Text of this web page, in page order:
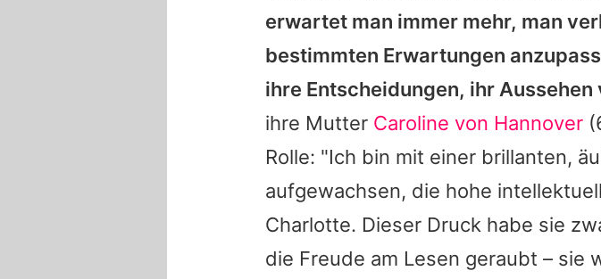
erwartet man immer mehr, man
bestimmten Erwartungen
ihre Entscheidungen, ihr
ihre Mutter Caroline von Hannover
Rolle: "Ich bin mit einer brillanten,
aufgewachsen, die hohe
Charlotte. Dieser Druck habe sie
die Freude am Lesen geraubt –